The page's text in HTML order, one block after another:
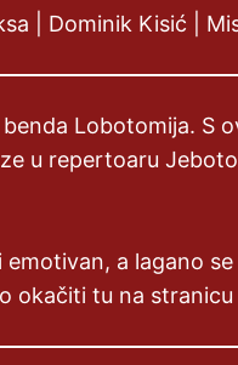
| Dominik Kisić |
Lobotomija. S
u repertoaru
a lagano se
okačiti tu na stranicu